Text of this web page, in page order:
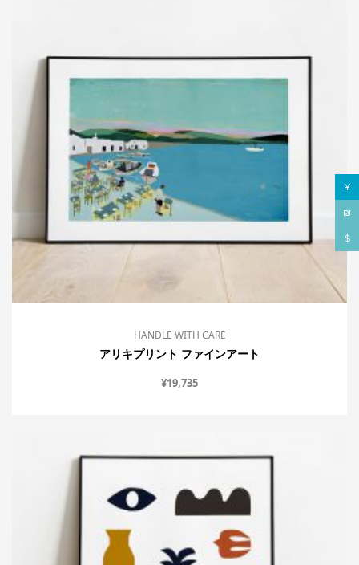
¥
₪
$
HANDLE WITH CARE
アリキプリント ファインアート
¥19,735